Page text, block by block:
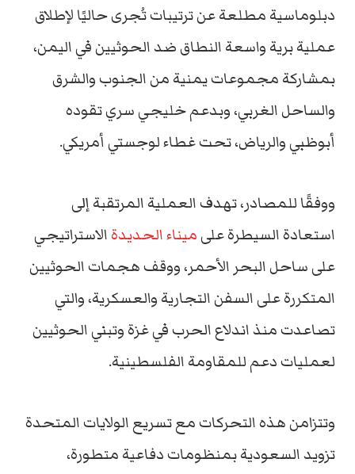
دبلوماسية مطلعة عن ترتيبات تُجرى حاليًا لإطلاق
عملية برية واسعة النطاق ضد الحوثيين في اليمن،
بمشاركة مجموعات يمنية من الجنوب والشرق
والساحل الغربي، وبدعم خليجي سري تقوده
أبوظبي والرياض، تحت غطاء لوجستي أمريكي.
ووفقًا للمصادر، تهدف العملية المرتقبة إلى
استعادة السيطرة علىميناء الحديدةالاستراتيجي
على ساحل البحر الأحمر، ووقف هجمات الحوثيين
المتكررة على السفن التجارية والعسكرية، والتي
تصاعدت منذ اندلاع الحرب في غزة وتبني الحوثيين
لعمليات دعم للمقاومة الفلسطينية.
وتتزامن هذه التحركات مع تسريع الولايات المتحدة
تزويد السعودية بمنظومات دفاعية متطورة،